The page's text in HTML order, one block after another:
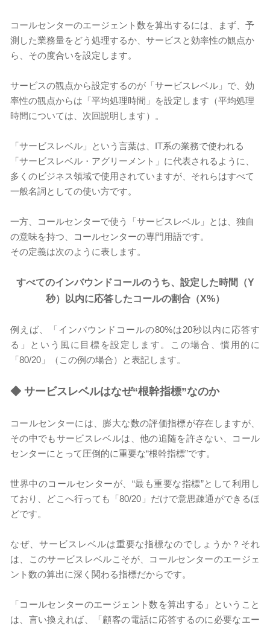
コールセンターのエージェント数を算出するには、まず、予
測した業務量をどう処理するか、サービスと効率性の観点か
ら、その度合いを設定します。
サービスの観点から設定するのが「サービスレベル」で、効
率性の観点からは「平均処理時間」を設定します（平均処理
時間については、次回説明します）。
「サービスレベル」という言葉は、IT系の業務で使われる
「サービスレベル・アグリーメント」に代表されるように、
多くのビジネス領域で使用されていますが、それらはすべて
一般名詞としての使い方です。
一方、コールセンターで使う「サービスレベル」とは、独自
の意味を持つ、コールセンターの専門用語です。
その定義は次のように表します。
すべてのインバウンドコールのうち、設定した時間（Y
秒）以内に応答したコールの割合（X%）
例えば、「インバウンドコールの80%は20秒以内に応答す
る」という風に目標を設定します。この場合、慣用的に
「80/20」（この例の場合）と表記します。
◆ サービスレベルはなぜ“根幹指標”なのか
コールセンターには、膨大な数の評価指標が存在しますが、
その中でもサービスレベルは、他の追随を許さない、コール
センターにとって圧倒的に重要な“根幹指標”です。
世界中のコールセンターが、“最も重要な指標”として利用し
ており、どこへ行っても「80/20」だけで意思疎通ができるほ
どです。
なぜ、サービスレベルは重要な指標なのでしょうか？それ
は、このサービスレベルこそが、コールセンターのエージェ
ント数の算出に深く関わる指標だからです。
「コールセンターのエージェント数を算出する」ということ
は、言い換えれば、「顧客の電話に応答するのに必要なエー